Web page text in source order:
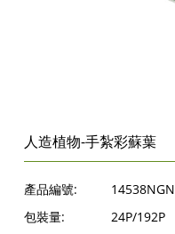
人造植物-手紮彩蘇葉
產品編號:
14538NGN
包裝量:
24P/192P